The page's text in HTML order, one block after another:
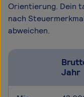
Orientierung. Dein
nach
abweichen.
Jahr